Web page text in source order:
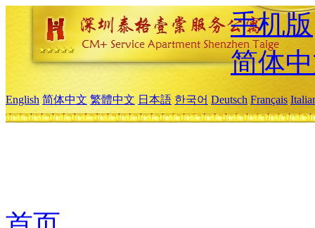
手机版
简体
English 简体中文 繁體中文 日本語 한국어 Deutsch Français